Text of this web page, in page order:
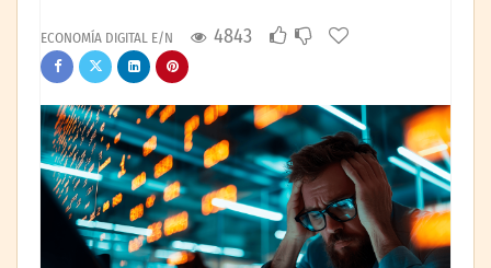
ECONOMÍA DIGITAL E/N 4843